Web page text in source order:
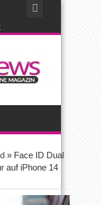
» Face ID Dual
auf iPhone 14